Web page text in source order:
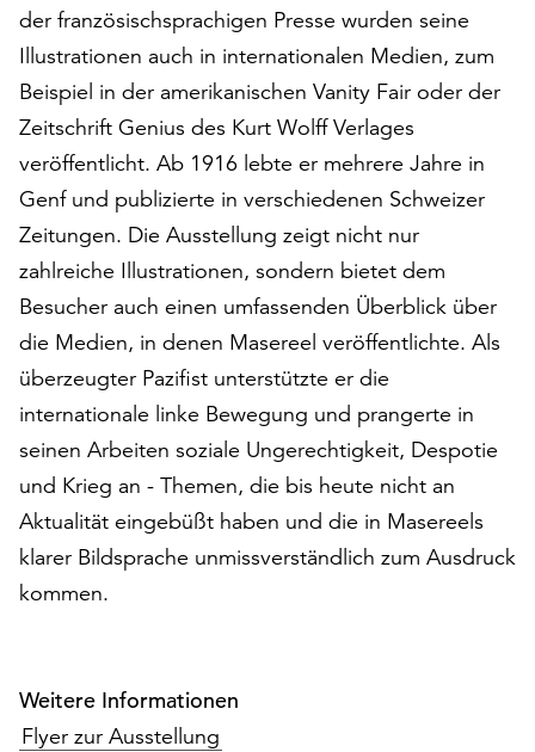
und
widerrufen.
Dafür
steht
Ihnen
am
Ende
der
Seite
die
Schaltfläche
„Cookie-
Einstellungen“
zur
Verfügung.
Funktionale
Cookies
werden
auch
ohne
Ihr
Einverständnis
Möchten
Sie
der französischsprachigen Presse wurden seine
Illustrationen auch in internationalen Medien, zum
Beispiel in der amerikanischen Vanity Fair oder der
Zeitschrift Genius des Kurt Wolff Verlages
veröffentlicht. Ab 1916 lebte er mehrere Jahre in
Genf und publizierte in verschiedenen Schweizer
Zeitungen. Die Ausstellung zeigt nicht nur
zahlreiche Illustrationen, sondern bietet dem
Besucher auch einen umfassenden Überblick über
die Medien, in denen Masereel veröffentlichte. Als
überzeugter Pazifist unterstützte er die
internationale linke Bewegung und prangerte in
seinen Arbeiten soziale Ungerechtigkeit, Despotie
und Krieg an - Themen, die bis heute nicht an
Aktualität eingebüßt haben und die in Masereels
klarer Bildsprache unmissverständlich zum Ausdruck
kommen.
Weitere Informationen
Flyer zur Ausstellung